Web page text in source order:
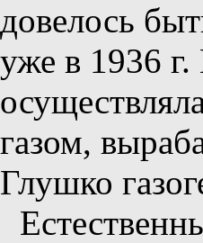
довелось
уже в 1936
газом,
Глушко